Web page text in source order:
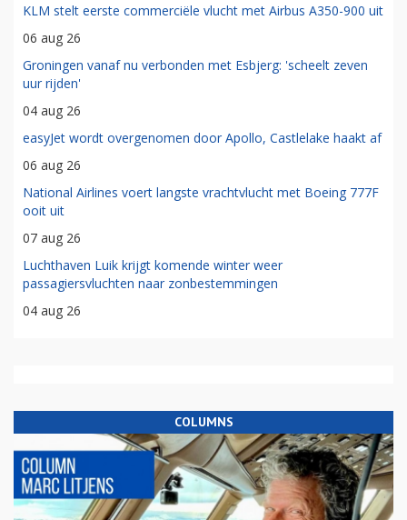
KLM stelt eerste commerciële vlucht met Airbus A350-900 uit
06 aug 26
Groningen vanaf nu verbonden met Esbjerg: 'scheelt zeven
uur rijden'
04 aug 26
easyJet wordt overgenomen door Apollo, Castlelake haakt af
06 aug 26
National Airlines voert langste vrachtvlucht met Boeing 777F
ooit uit
07 aug 26
Luchthaven Luik krijgt komende winter weer
passagiersvluchten naar zonbestemmingen
04 aug 26
COLUMNS